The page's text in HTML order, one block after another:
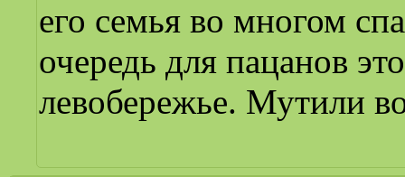
его семья во многом
очередь для пацанов
левобережье. Мутили